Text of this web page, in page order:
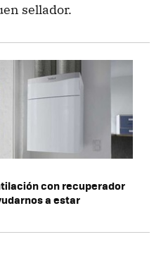
sellador.
con recuperador
a estar